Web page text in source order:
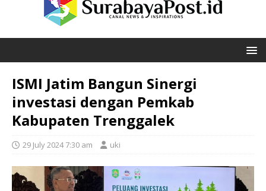
ISMI Jatim Bangun Sinergi
investasi dengan Pemkab
Kabupaten Trenggalek
29 July 2024 7:30 am uki